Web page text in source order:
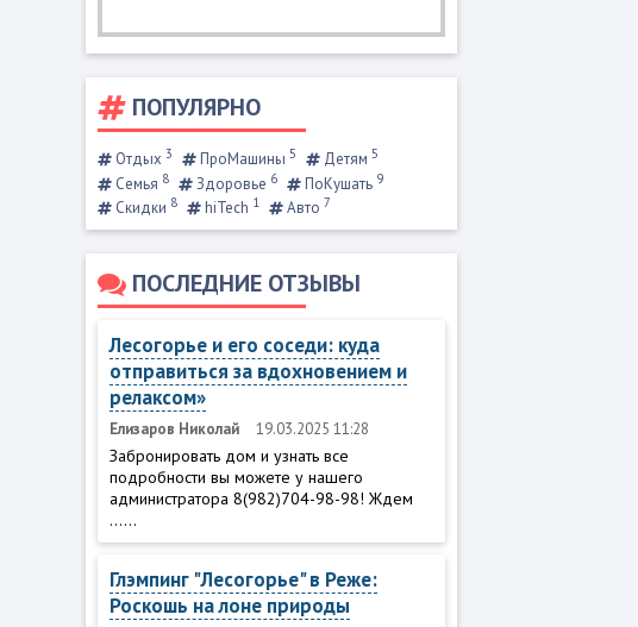
ПОПУЛЯРНО
Отдых 3 ПроМашины 5 Детям 5
Семья 8 Здоровье 6 ПоКушать 9
Скидки 8 hiTech 1 Авто 7
ПОСЛЕДНИЕ ОТЗЫВЫ
Лесогорье и его соседи: куда
отправиться за вдохновением и
релаксом»
Елизаров Николай 19.03.2025 11:28
Забронировать дом и узнать все
подробности вы можете у нашего
администратора 8(982)704-98-98! Ждем
......
Глэмпинг "Лесогорье" в Реже:
Роскошь на лоне природы